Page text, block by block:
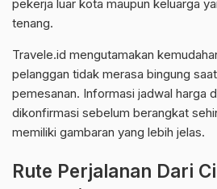
pekerja luar kota maupun keluarga
tenang.
Travele.id mengutamakan
pelanggan tidak merasa bingung
pemesanan. Informasi jadwal harga
dikonfirmasi sebelum berangkat
memiliki gambaran yang lebih jelas.
Rute Perjalanan Dari